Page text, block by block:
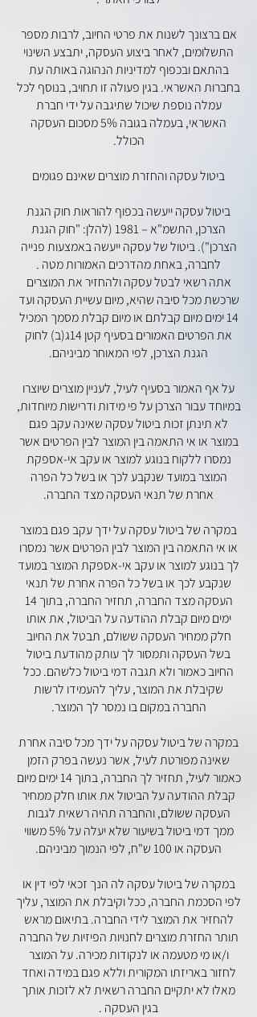
אם ברצונך לשנות את פרטי החיוב, לרבות מספר
התשלומים, לאחר ביצוע העסקה, יתבצע השינוי
בהתאם ובכפוף למדיניות הנהוגה באותה עת
בחברות האשראי. בגין פעולה זו תחויב, בנוסף לכל
עמלה נוספת שיכול שתיגבה על ידי חברת
האשראי, בעמלה בגובה 5% מסכום העסקה
הכולל.
ביטול עסקה והחזרת מוצרים שאינם פגומים
ביטול עסקה ייעשה בכפוף להוראות חוק הגנת
הצרכן, התשמ"א – 1981 (להלן: "חוק הגנת
הצרכן"). ביטול של עסקה ייעשה באמצעות פנייה
לחברה, באחת מהדרכים האמורות מטה .
אתה רשאי לבטל עסקה ולהחזיר את המוצרים
שרכשת מכל סיבה שהיא, מיום עשיית העסקה ועד
14 ימים מיום קבלתם או מיום קבלת מסמך המכיל
את הפרטים האמורים בסעיף קטן 14ג(ב) לחוק
הגנת הצרכן, לפי המאוחר מביניהם.
על אף האמור בסעיף לעיל, לעניין מוצרים שיוצרו
במיוחד עבור הצרכן על פי מידות ודרישות מיוחדות,
לא תינתן זכות ביטול עסקה שאינה עקב פגם
במוצר או אי התאמה בין המוצר לבין הפרטים אשר
נמסרו ללקוח בנוגע למוצר או עקב אי-אספקת
המוצר במועד שנקבע לכך או בשל כל הפרה
אחרת של תנאי העסקה מצד החברה.
במקרה של ביטול עסקה על ידך עקב פגם במוצר
או אי התאמה בין המוצר לבין הפרטים אשר נמסרו
לך בנוגע למוצר או עקב אי-אספקת המוצר במועד
שנקבע לכך או בשל כל הפרה אחרת של תנאי
העסקה מצד החברה, תחזיר החברה, בתוך 14
ימים מיום קבלת ההודעה על הביטול, את אותו
חלק ממחיר העסקה ששולם, תבטל את החיוב
בשל העסקה ותמסור לך עותק מהודעת ביטול
החיוב כאמור ולא תגבה דמי ביטול כלשהם. ככל
שקיבלת את המוצר, עליך להעמידו לרשות
החברה במקום בו נמסר לך המוצר.
במקרה של ביטול עסקה על ידך מכל סיבה אחרת
שאינה מפורטת לעיל, אשר נעשה בפרק הזמן
כאמור לעיל, תחזיר לך החברה, בתוך 14 ימים מיום
קבלת ההודעה על הביטול את אותו חלק ממחיר
העסקה ששולם, והחברה תהיה רשאית לגבות
ממך דמי ביטול בשיעור שלא יעלה על 5% משווי
העסקה או 100 ש"ח, לפי הנמוך מביניהם.
במקרה של ביטול עסקה לה הנך זכאי לפי דין או
לפי הסכמת החברה, ככל וקיבלת את המוצר, עליך
להחזיר את המוצר לידי החברה. בתיאום מראש
תותר החזרת מוצרים לחנויות הפיזיות של החברה
ו/או מי מטעמה או לנקודות מכירה. על המוצר
לחזור באריזתו המקורית וללא פגם במידה ואחד
מאלו לא יתקיים החברה רשאית לא לזכות אותך
בגין העסקה .